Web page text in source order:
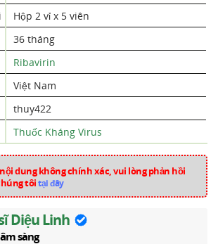
Hộp 2 vỉ x 5 viên
36 tháng
Ribavirin
Việt Nam
thuy422
Thuốc Kháng Virus
dung không chính xác, vui lòng phản hồi
tôitại đây
Diệu Linh
sàng